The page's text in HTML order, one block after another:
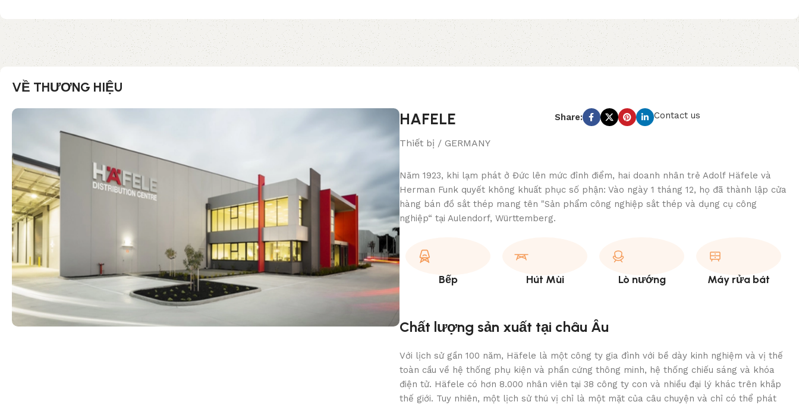
VỀ THƯƠNG HIỆU
HAFELE
Thiết bị / GERMANY
Share: Contact us
Năm 1923, khi lạm phát ở Đức lên mức đỉnh điểm, hai doanh nhân trẻ Adolf Häfele và
Herman Funk quyết không khuất phục số phận: Vào ngày 1 tháng 12, họ đã thành lập cửa
hàng bán đồ sắt thép mang tên "Sản phẩm công nghiệp sắt thép và dụng cụ công
nghiệp“ tại Aulendorf, Württemberg.
Bếp Hút Mùi Lò nướng Máy rửa bát
Chất lượng sản xuất tại châu Âu
Với lịch sử gần 100 năm, Häfele là một công ty gia đình với bề dày kinh nghiệm và vị thế
toàn cầu về hệ thống phụ kiện và phần cứng thông minh, hệ thống chiếu sáng và khóa
điện tử. Häfele có hơn 8.000 nhân viên tại 38 công ty con và nhiều đại lý khác trên khắp
thế giới. Tuy nhiên, một lịch sử thú vị chỉ là một mặt của câu chuyện và chỉ có thể phát